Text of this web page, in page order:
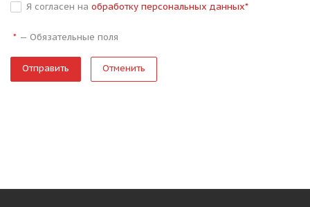
Я согласен на обработку персональных данных*
* — Обязательные поля
Отменить